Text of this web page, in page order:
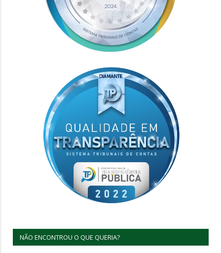
NÃO ENCONTROU O QUE QUERIA?